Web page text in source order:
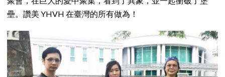
壘。讚美 YHVH 在臺灣的所有做為！